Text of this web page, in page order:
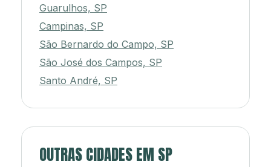
Guarulhos, SP
Campinas, SP
São Bernardo do Campo, SP
São José dos Campos, SP
Santo André, SP
OUTRAS CIDADES EM SP